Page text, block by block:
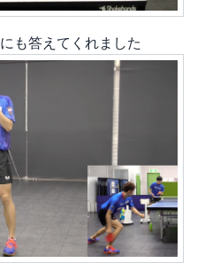
にも答えてくれました